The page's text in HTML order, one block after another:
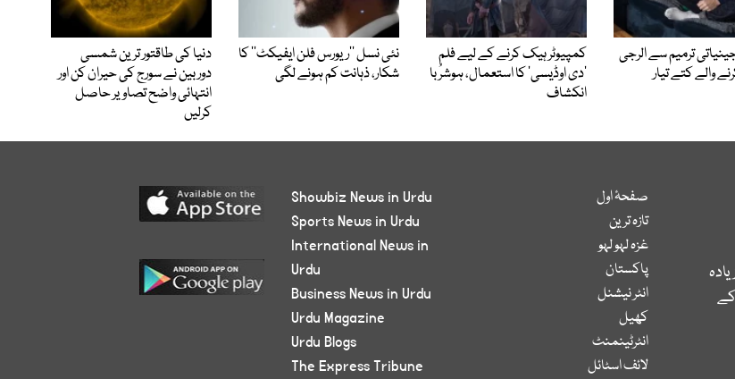
ترمیم سے الرجی
والے کتے تیار
کمپیوٹر ہیک کرنے کے لیے فلم
’دی اوڈیسی‘ کا استعمال، ہوشرُبا
انکشاف
نئی نسل ’’ریورس فلن ایفیکٹ‘‘ کا
شکار، ذہانت کم ہونے لگی
دنیا کی طاقتور ترین شمسی
دوربین نے سورج کی حیران کن اور
انتہائی واضح تصاویر حاصل
کرلیں
صفحۂ اول
تازہ ترین
غزہ لہو لہو
پاکستان
انٹر نیشنل
کھیل
انٹرٹینمنٹ
لائف اسٹائل
Showbiz News in Urdu
Sports News in Urdu
International News in
Urdu
Business News in Urdu
Urdu Magazine
Urdu Blogs
The Express Tribune